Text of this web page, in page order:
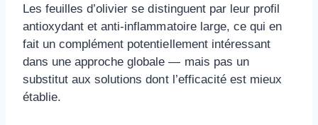
Les feuilles d’olivier se distinguent par leur profil
antioxydant et anti-inflammatoire large, ce qui en
fait un complément potentiellement intéressant
dans une approche globale — mais pas un
substitut aux solutions dont l’efficacité est mieux
établie.